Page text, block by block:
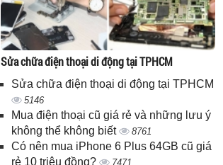
Sửa chữa điện thoại di động tại TPHCM
Sửa chữa điện thoại di động tại TPHCM
5146
Mua điện thoại cũ giá rẻ và những lưu ý
không thể không biết
8761
Có nên mua iPhone 6 Plus 64GB cũ giá
rẻ 10 triệu đồng?
7471